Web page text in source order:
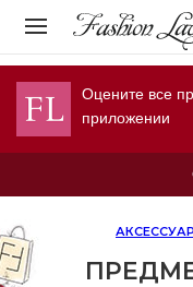
Оцените все
приложении